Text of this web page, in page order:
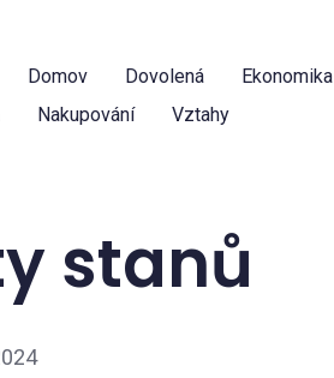
Domov Dovolená Ekonomika
Nakupování Vztahy
stanů